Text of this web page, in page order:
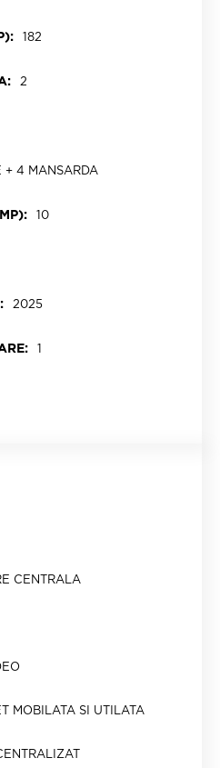
182
2
+ 4 MANSARDA
10
2025
1
CENTRALA
MOBILATA SI UTILATA